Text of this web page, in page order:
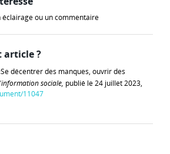
éclairage ou un commentaire
article ?
décentrer des manques, ouvrir des
sociale, publié le 24 juillet 2023,
11047